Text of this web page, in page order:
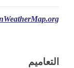
التعاميم